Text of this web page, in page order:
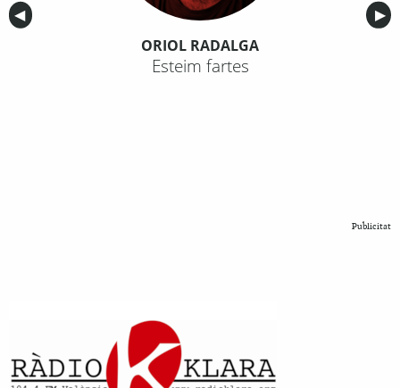
Anterior
◀︎ ▶︎
ORIOL RADALGA
Esteim fartes
Publicitat